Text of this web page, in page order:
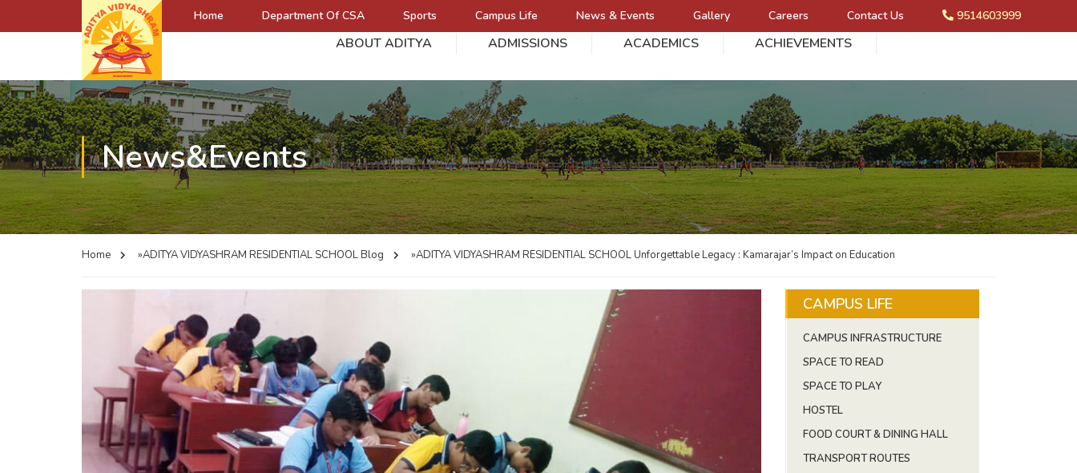
Home Department Of CSA Sports Campus Life News & Events Gallery Careers Contact Us 9514603999
ABOUT ADITYA ADMISSIONS ACADEMICS ACHIEVEMENTS
News&Events
Home »ADITYA VIDYASHRAM RESIDENTIAL SCHOOLBlog »ADITYA VIDYASHRAM RESIDENTIAL SCHOOLUnforgettable Legacy : Kamarajar’s Impact on Education
CAMPUS LIFE
CAMPUS INFRASTRUCTURE
SPACE TO READ
SPACE TO PLAY
HOSTEL
FOOD COURT & DINING HALL
TRANSPORT ROUTES